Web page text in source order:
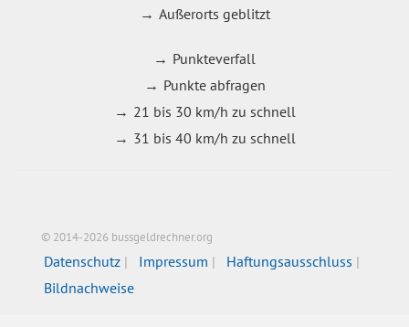
Außerorts geblitzt
Punkteverfall
Punkte abfragen
21 bis 30 km/h zu schnell
31 bis 40 km/h zu schnell
© 2014-2026 bussgeldrechner.org
Datenschutz Impressum
Haftungsausschluss
Bildnachweise